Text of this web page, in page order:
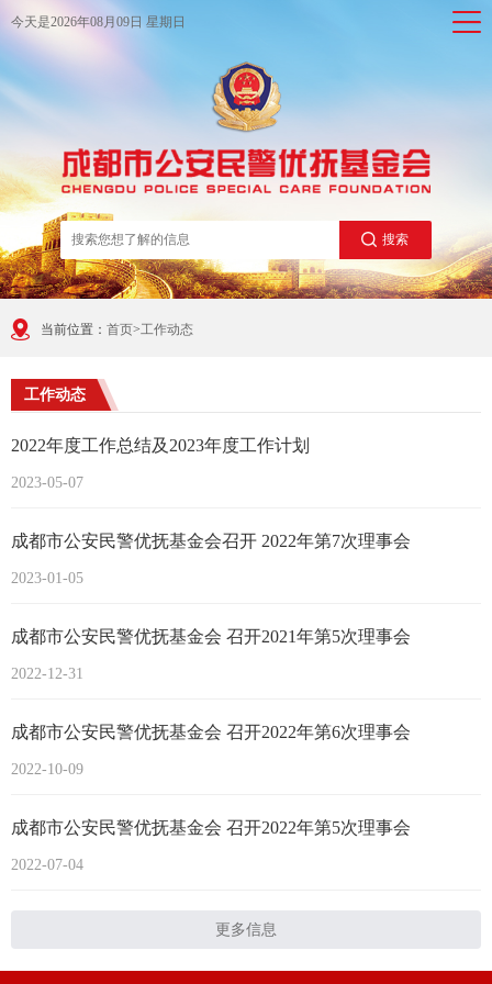
今天是2026年08月09日 星期日
搜索
当前位置： 首页>工作动态
工作动态
2022年度工作总结及2023年度工作计划
2023-05-07
成都市公安民警优抚基金会召开 2022年第7次理事会
2023-01-05
成都市公安民警优抚基金会 召开2021年第5次理事会
2022-12-31
成都市公安民警优抚基金会 召开2022年第6次理事会
2022-10-09
成都市公安民警优抚基金会 召开2022年第5次理事会
2022-07-04
更多信息